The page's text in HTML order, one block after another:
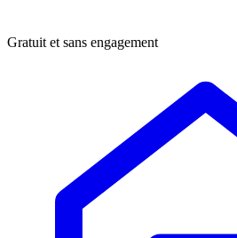
Gratuit et sans engagement